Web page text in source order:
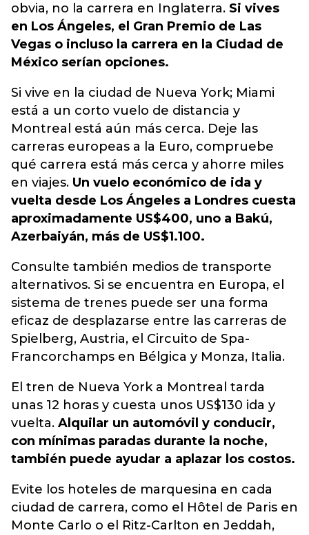
obvia, no la carrera en Inglaterra. Si vives
en Los Ángeles, el Gran Premio de Las
Vegas o incluso la carrera en la Ciudad de
México serían opciones.
Si vive en la ciudad de Nueva York; Miami
está a un corto vuelo de distancia y
Montreal está aún más cerca. Deje las
carreras europeas a la Euro, compruebe
qué carrera está más cerca y ahorre miles
en viajes. Un vuelo económico de ida y
vuelta desde Los Ángeles a Londres cuesta
aproximadamente US$400, uno a Bakú,
Azerbaiyán, más de US$1.100.
Consulte también medios de transporte
alternativos. Si se encuentra en Europa, el
sistema de trenes puede ser una forma
eficaz de desplazarse entre las carreras de
Spielberg, Austria, el Circuito de Spa-
Francorchamps en Bélgica y Monza, Italia.
El tren de Nueva York a Montreal tarda
unas 12 horas y cuesta unos US$130 ida y
vuelta. Alquilar un automóvil y conducir,
con mínimas paradas durante la noche,
también puede ayudar a aplazar los costos.
Evite los hoteles de marquesina en cada
ciudad de carrera, como el Hôtel de Paris en
Monte Carlo o el Ritz-Carlton en Jeddah,